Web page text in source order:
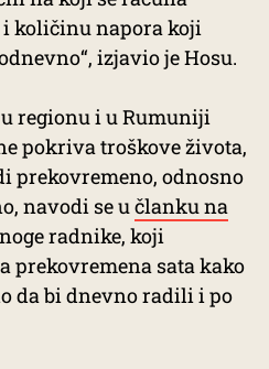
količinu napora koji
izjavio je Hosu.
regionu i u Rumuniji
pokriva troškove života,
prekovremeno, odnosno
navodi se učlanku na
radnike, koji
prekovremena sata kako
da bi dnevno radili i po